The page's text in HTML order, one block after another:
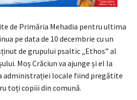
de Primăria Mehadia pentru ultima
pe data de 10 decembrie cu un
de grupului psaltic „Ethos” al
Moș Crăciun va ajunge și el la
administrației locale fiind pregătite
toți copiii din comună.